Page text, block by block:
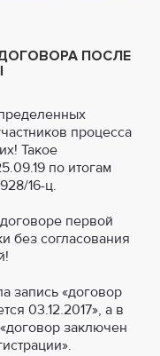
ПОСЛЕ
процесса
Такое
по итогам
16-ц.
первой
без согласования
запись «договор
03.12.2017», а в
заключен